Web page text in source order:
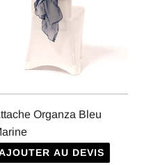
Organza Bleu
AU DEVIS